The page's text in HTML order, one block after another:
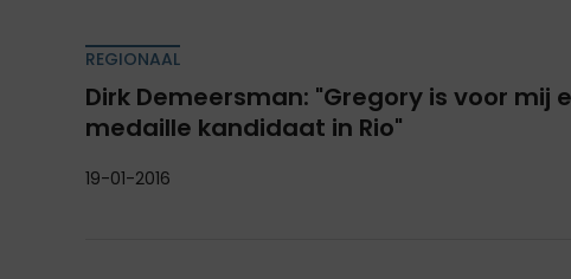
REGIONAAL
Dirk Demeersman: "Gregory is voor mij
medaille kandidaat in Rio"
19-01-2016